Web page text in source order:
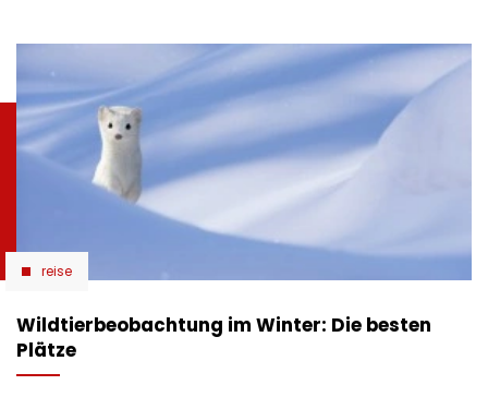
reise
Wildtierbeobachtung im Winter: Die besten
Plätze